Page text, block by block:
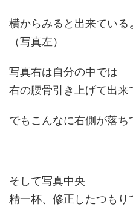
横からみると出来ている
（写真左）
写真右は自分の中では
右の腰骨引き上げて出来
でもこんなに右側が落ち
そして写真中央
精一杯、修正したつもり